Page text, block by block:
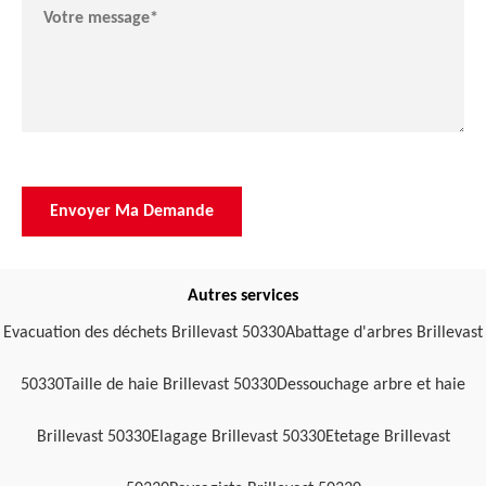
Autres services
Evacuation des déchets Brillevast 50330Abattage d'arbres Brillevast
50330Taille de haie Brillevast 50330Dessouchage arbre et haie
Brillevast 50330Elagage Brillevast 50330Etetage Brillevast